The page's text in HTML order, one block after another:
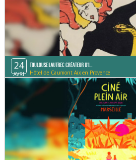
24
AVRI
Toulouse Lautrec créateur d'i...
Hôtel de Caumont Aix en Provence